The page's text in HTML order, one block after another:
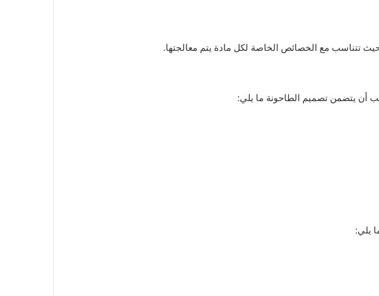
تتناسب مع الخصائص الخاصة لكل مادة يتم معالجتها.
يجب أن يتضمن تصميم الطاحونة ما يلي:
يلي: